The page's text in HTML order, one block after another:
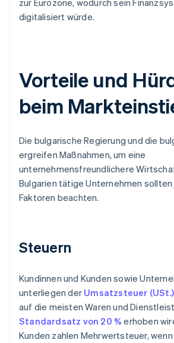
zur Eurozone, wodurch sein
digitalisiert würde.
Vorteile und
beim
Die bulgarische Regierung und die
ergreifen Maßnahmen, um eine
unternehmensfreundlichere
Bulgarien tätige Unternehmen
Faktoren beachten.
Steuern
Kundinnen und Kunden sowie
unterliegen der Umsatzsteuer (USt.)
auf die meisten Waren und
Standardsatz von 20 % erhoben
Kunden zahlen Mehrwertsteuer,